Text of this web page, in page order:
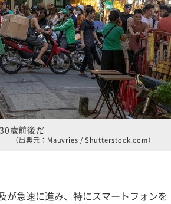
歳前後だ
（出典元：Mauvries / Shutterstock.com）
が急速に進み、特にスマートフォンを